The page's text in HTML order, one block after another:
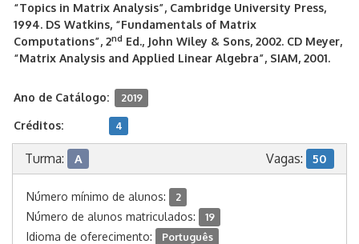
“Topics in Matrix Analysis”, Cambridge University Press,
1994. DS Watkins, “Fundamentals of Matrix
Computations”, 2nd Ed., John Wiley & Sons, 2002. CD Meyer,
“Matrix Analysis and Applied Linear Algebra”, SIAM, 2001.
Ano de Catálogo: 2019
Créditos: 4
Turma: A Vagas: 50
Número mínimo de alunos: 2
Número de alunos matriculados: 19
Idioma de oferecimento: Português